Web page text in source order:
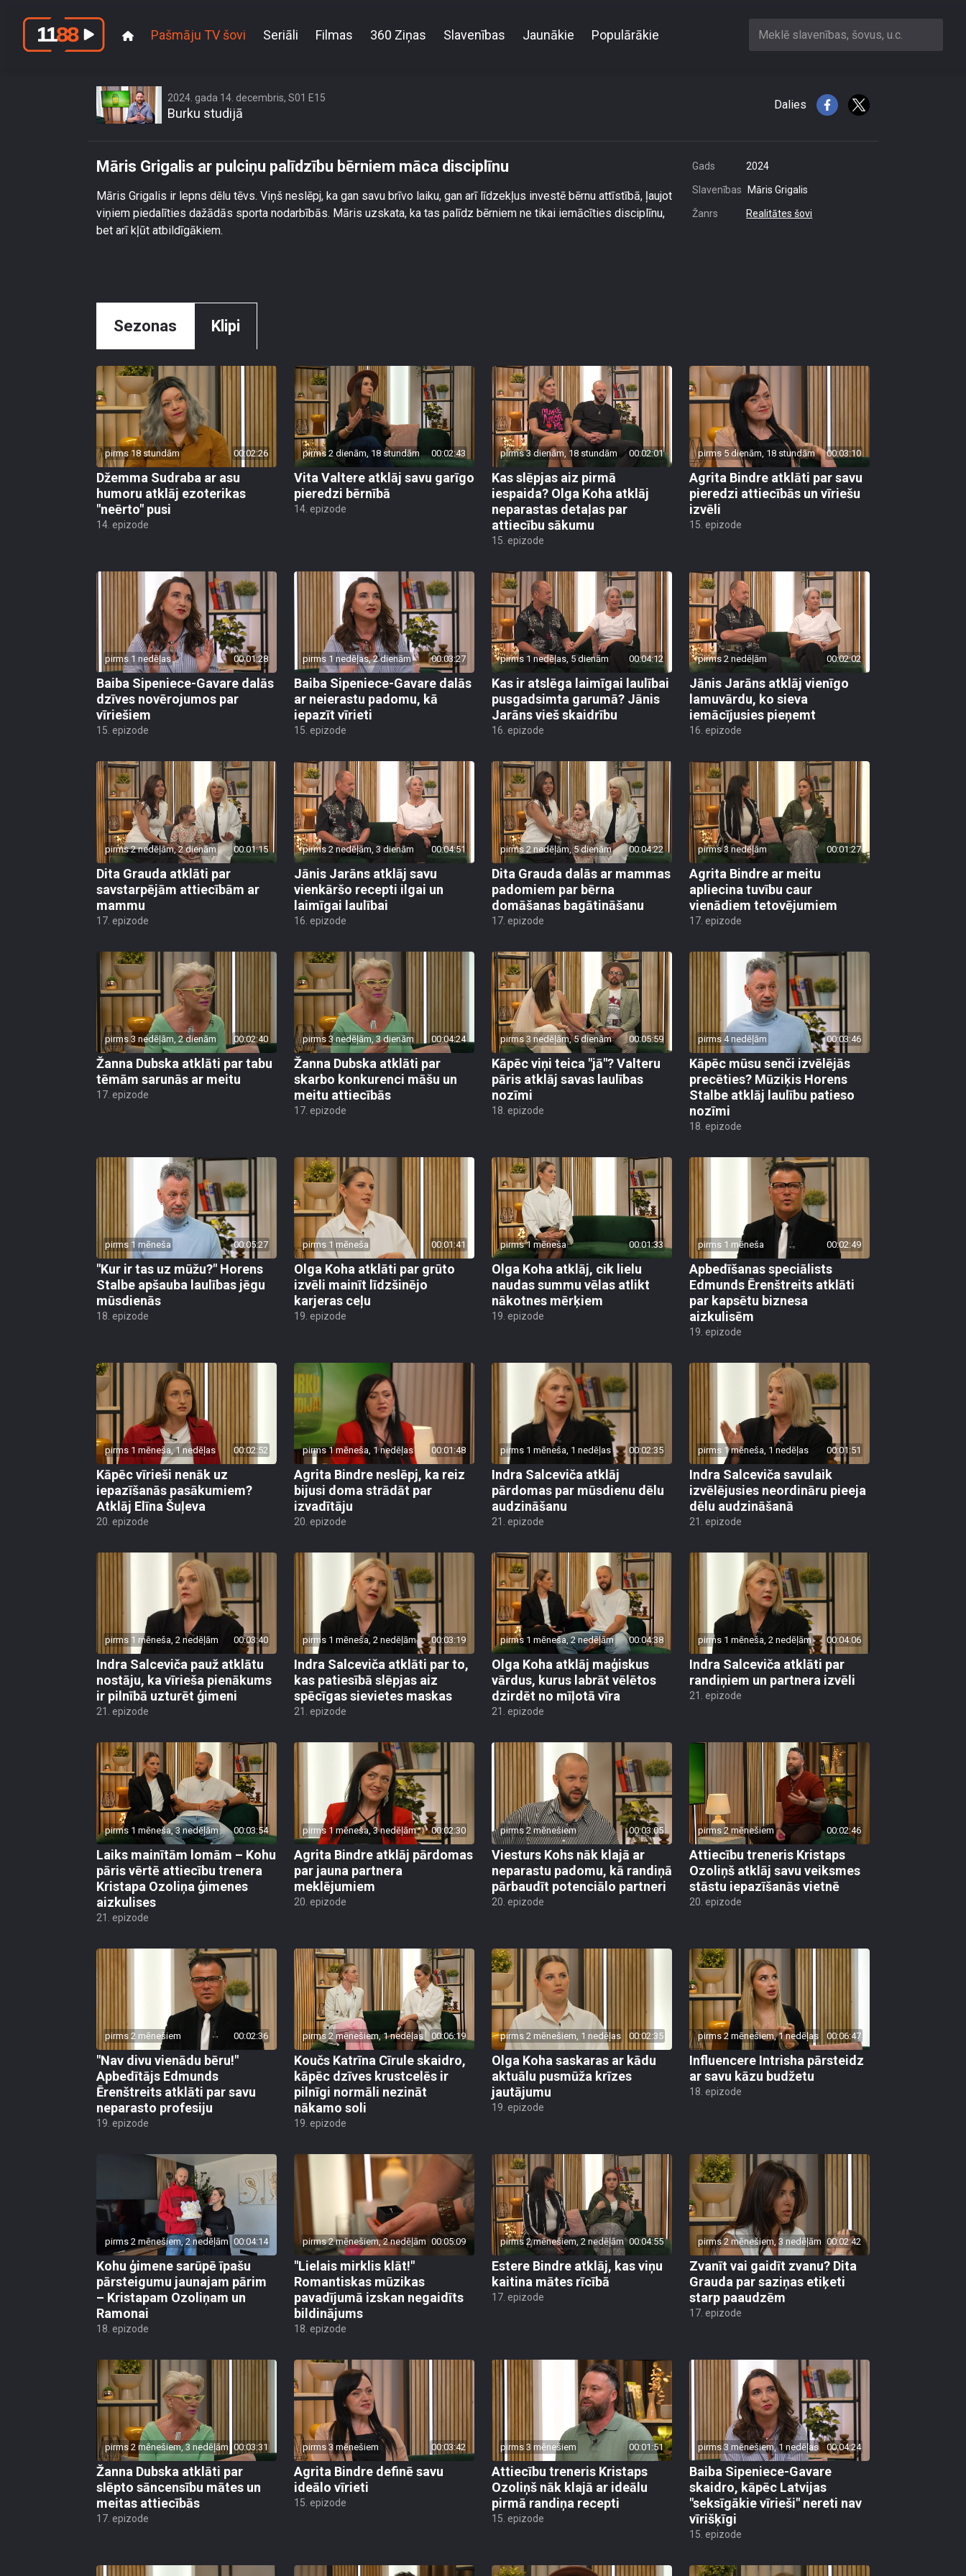
Pašmāju TV šovi Seriāli Filmas 360 Ziņas Slavenības Jaunākie Populārākie Meklē slavenības, šovus, u.c.
2024. gada 14. decembris, S01 E15
Burku studijā
Dalies
Māris Grigalis ar pulciņu palīdzību bērniem māca disciplīnu
Māris Grigalis ir lepns dēlu tēvs. Viņš neslēpj, ka gan savu brīvo laiku, gan arī līdzekļus investē bērnu attīstībā, ļaujot
viņiem piedalīties dažādās sporta nodarbībās. Māris uzskata, ka tas palīdz bērniem ne tikai iemācīties disciplīnu,
bet arī kļūt atbildīgākiem.
Gads 2024
Slavenības Māris Grigalis
Žanrs Realitātes šovi
Sezonas Klipi
pirms 18 stundām 00:02:26
Džemma Sudraba ar asu
humoru atklāj ezoterikas
"neērto" pusi
14. epizode
pirms 2 dienām, 18 stundām 00:02:43
Vita Valtere atklāj savu garīgo
pieredzi bērnībā
14. epizode
pirms 3 dienām, 18 stundām 00:02:01
Kas slēpjas aiz pirmā
iespaida? Olga Koha atklāj
neparastas detaļas par
attiecību sākumu
15. epizode
pirms 5 dienām, 18 stundām 00:03:10
Agrita Bindre atklāti par savu
pieredzi attiecībās un vīriešu
izvēli
15. epizode
pirms 1 nedēļas 00:01:28
Baiba Sipeniece-Gavare dalās
dzīves novērojumos par
vīriešiem
15. epizode
pirms 1 nedēļas, 2 dienām 00:03:27
Baiba Sipeniece-Gavare dalās
ar neierastu padomu, kā
iepazīt vīrieti
15. epizode
pirms 1 nedēļas, 5 dienām 00:04:12
Kas ir atslēga laimīgai laulībai
pusgadsimta garumā? Jānis
Jarāns vieš skaidrību
16. epizode
pirms 2 nedēļām 00:02:02
Jānis Jarāns atklāj vienīgo
lamuvārdu, ko sieva
iemācījusies pieņemt
16. epizode
pirms 2 nedēļām, 2 dienām 00:01:15
Dita Grauda atklāti par
savstarpējām attiecībām ar
mammu
17. epizode
pirms 2 nedēļām, 3 dienām 00:04:51
Jānis Jarāns atklāj savu
vienkāršo recepti ilgai un
laimīgai laulībai
16. epizode
pirms 2 nedēļām, 5 dienām 00:04:22
Dita Grauda dalās ar mammas
padomiem par bērna
domāšanas bagātināšanu
17. epizode
pirms 3 nedēļām 00:01:27
Agrita Bindre ar meitu
apliecina tuvību caur
vienādiem tetovējumiem
17. epizode
pirms 3 nedēļām, 2 dienām 00:02:40
Žanna Dubska atklāti par tabu
tēmām sarunās ar meitu
17. epizode
pirms 3 nedēļām, 3 dienām 00:04:24
Žanna Dubska atklāti par
skarbo konkurenci māšu un
meitu attiecībās
17. epizode
pirms 3 nedēļām, 5 dienām 00:05:59
Kāpēc viņi teica "jā"? Valteru
pāris atklāj savas laulības
nozīmi
18. epizode
pirms 4 nedēļām 00:03:46
Kāpēc mūsu senči izvēlējās
precēties? Mūziķis Horens
Stalbe atklāj laulību patieso
nozīmi
18. epizode
pirms 1 mēneša 00:05:27
"Kur ir tas uz mūžu?" Horens
Stalbe apšauba laulības jēgu
mūsdienās
18. epizode
pirms 1 mēneša 00:01:41
Olga Koha atklāti par grūto
izvēli mainīt līdzšinējo
karjeras ceļu
19. epizode
pirms 1 mēneša 00:01:33
Olga Koha atklāj, cik lielu
naudas summu vēlas atlikt
nākotnes mērķiem
19. epizode
pirms 1 mēneša 00:02:49
Apbedīšanas speciālists
Edmunds Ērenštreits atklāti
par kapsētu biznesa
aizkulisēm
19. epizode
pirms 1 mēneša, 1 nedēļas 00:02:52
Kāpēc vīrieši nenāk uz
iepazīšanās pasākumiem?
Atklāj Elīna Šuļeva
20. epizode
pirms 1 mēneša, 1 nedēļas 00:01:48
Agrita Bindre neslēpj, ka reiz
bijusi doma strādāt par
izvadītāju
20. epizode
pirms 1 mēneša, 1 nedēļas 00:02:35
Indra Salceviča atklāj
pārdomas par mūsdienu dēlu
audzināšanu
21. epizode
pirms 1 mēneša, 1 nedēļas 00:01:51
Indra Salceviča savulaik
izvēlējusies neordināru pieeja
dēlu audzināšanā
21. epizode
pirms 1 mēneša, 2 nedēļām 00:03:40
Indra Salceviča pauž atklātu
nostāju, ka vīrieša pienākums
ir pilnībā uzturēt ģimeni
21. epizode
pirms 1 mēneša, 2 nedēļām 00:03:19
Indra Salceviča atklāti par to,
kas patiesībā slēpjas aiz
spēcīgas sievietes maskas
21. epizode
pirms 1 mēneša, 2 nedēļām 00:04:38
Olga Koha atklāj maģiskus
vārdus, kurus labrāt vēlētos
dzirdēt no mīļotā vīra
21. epizode
pirms 1 mēneša, 2 nedēļām 00:04:06
Indra Salceviča atklāti par
randiņiem un partnera izvēli
21. epizode
pirms 1 mēneša, 3 nedēļām 00:03:54
Laiks mainītām lomām – Kohu
pāris vērtē attiecību trenera
Kristapa Ozoliņa ģimenes
aizkulises
21. epizode
pirms 1 mēneša, 3 nedēļām 00:02:30
Agrita Bindre atklāj pārdomas
par jauna partnera
meklējumiem
20. epizode
pirms 2 mēnešiem 00:03:05
Viesturs Kohs nāk klajā ar
neparastu padomu, kā randiņā
pārbaudīt potenciālo partneri
20. epizode
pirms 2 mēnešiem 00:02:46
Attiecību treneris Kristaps
Ozoliņš atklāj savu veiksmes
stāstu iepazīšanās vietnē
20. epizode
pirms 2 mēnešiem 00:02:36
"Nav divu vienādu bēru!"
Apbedītājs Edmunds
Ērenštreits atklāti par savu
neparasto profesiju
19. epizode
pirms 2 mēnešiem, 1 nedēļas 00:06:19
Koučs Katrīna Cīrule skaidro,
kāpēc dzīves krustcelēs ir
pilnīgi normāli nezināt
nākamo soli
19. epizode
pirms 2 mēnešiem, 1 nedēļas 00:02:35
Olga Koha saskaras ar kādu
aktuālu pusmūža krīzes
jautājumu
19. epizode
pirms 2 mēnešiem, 1 nedēļas 00:06:47
Influencere Intrisha pārsteidz
ar savu kāzu budžetu
18. epizode
pirms 2 mēnešiem, 2 nedēļām 00:04:14
Kohu ģimene sarūpē īpašu
pārsteigumu jaunajam pārim
– Kristapam Ozoliņam un
Ramonai
18. epizode
pirms 2 mēnešiem, 2 nedēļām 00:05:09
"Lielais mirklis klāt!"
Romantiskas mūzikas
pavadījumā izskan negaidīts
bildinājums
18. epizode
pirms 2 mēnešiem, 2 nedēļām 00:04:55
Estere Bindre atklāj, kas viņu
kaitina mātes rīcībā
17. epizode
pirms 2 mēnešiem, 3 nedēļām 00:02:42
Zvanīt vai gaidīt zvanu? Dita
Grauda par saziņas etiķeti
starp paaudzēm
17. epizode
pirms 2 mēnešiem, 3 nedēļām 00:03:31
Žanna Dubska atklāti par
slēpto sāncensību mātes un
meitas attiecībās
17. epizode
pirms 3 mēnešiem 00:03:42
Agrita Bindre definē savu
ideālo vīrieti
15. epizode
pirms 3 mēnešiem 00:01:51
Attiecību treneris Kristaps
Ozoliņš nāk klajā ar ideālu
pirmā randiņa recepti
15. epizode
pirms 3 mēnešiem, 1 nedēļas 00:04:24
Baiba Sipeniece-Gavare
skaidro, kāpēc Latvijas
"seksīgākie vīrieši" nereti nav
vīrišķīgi
15. epizode